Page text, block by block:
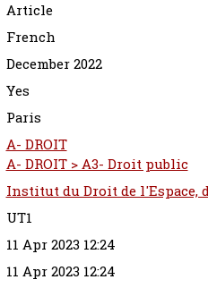
Article
French
December 2022
Yes
Paris
A- DROIT
A- DROIT > A3- Droit public
Institut du Droit de l'Espace,
UT1
11 Apr 2023 12:24
11 Apr 2023 12:24